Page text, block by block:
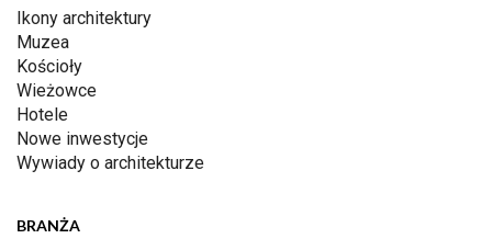
Ikony architektury
Muzea
Kościoły
Wieżowce
Hotele
Nowe inwestycje
Wywiady o architekturze
BRANŻA